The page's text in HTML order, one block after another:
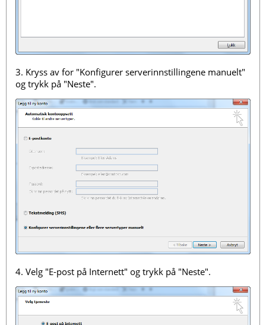
3. Kryss av for "Konfigurer serverinnstillingene manuelt"
og trykk på "Neste".
4. Velg "E-post på Internett" og trykk på "Neste".